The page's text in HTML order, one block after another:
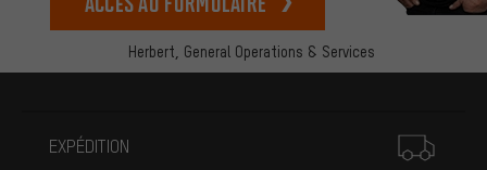
Herbert, General Operations & Services
EXPÉDITION